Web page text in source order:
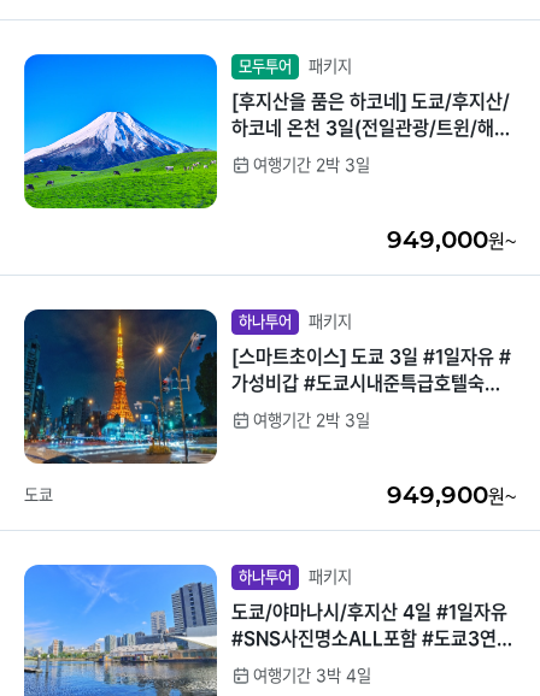
모두투어 패키지
[후지산을 품은 하코네] 도쿄/후지산/
하코네 온천 3일(전일관광/트윈/해적
선탑승)
여행기간 2박 3일
949,000원~
하나투어 패키지
[스마트초이스] 도쿄 3일 #1일자유 #
가성비갑 #도쿄시내준특급호텔숙박
#호텔업그레이드
여행기간 2박 3일
도쿄 949,900원~
하나투어 패키지
도쿄/야마나시/후지산 4일 #1일자유
#SNS사진명소ALL포함 #도쿄3연박
#가성비
여행기간 3박 4일